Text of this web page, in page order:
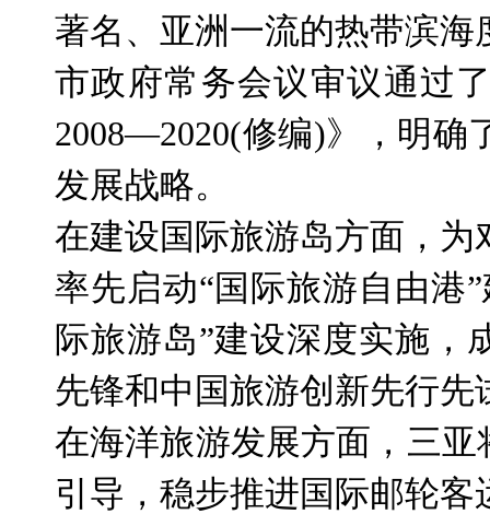
著名、亚洲一流的热带滨
市政府常务会议审议通过
2008—2020(修编)》，明确
发展战略。
在建设国际旅游岛方面，
率先启动“国际旅游自由港
际旅游岛”建设深度实施，
先锋和中国旅游创新先行先
在海洋旅游发展方面，三亚
引导，稳步推进国际邮轮